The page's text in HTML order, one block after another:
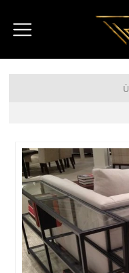
FERFORJE GARAJ KAPISI
FERFORJE DUVAR ÜSTÜ
FERFORJE BALKON
FERFORJE MERDİVEN
DEMİR MERDİVEN